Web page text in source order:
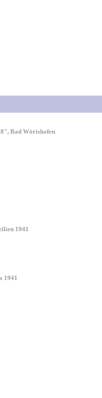
Bad Wörishofen
1941
1941